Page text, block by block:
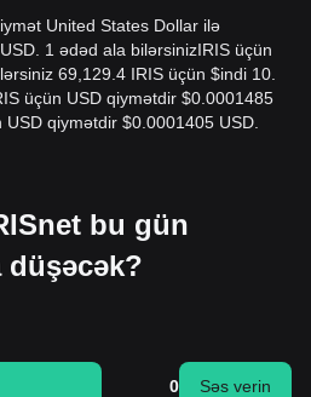
United States Dollar ilə
1 ədəd ala bilərsinizIRIS üçün
69,129.4 IRIS üçün $indi 10.
üçün USD qiymətdir $0.0001485
USD qiymətdir $0.0001405 USD.
bu gün
düşəcək?
0 Səs verin